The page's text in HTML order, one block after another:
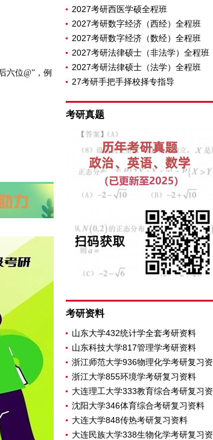
六位@”，例
2027考研西医学硕全程班
2027考研数字经济（西经）全程班
2027考研数字经济（数经）全程班
2027考研法律硕士（非法学）全程班
2027考研法律硕士（法学）全程班
27考研手把手择校择专指导
考研真题
考研资料
山东大学432统计学全套考研资料
山东科技大学817管理学考研资料
浙江师范大学936物理化学考研复习资
浙江大学855环境学考研复习资料
大连理工大学333教育综合考研复习资
沈阳大学346体育综合考研复习资料
大连大学848传热考研复习资料
大连民族大学338生物化学考研复习资